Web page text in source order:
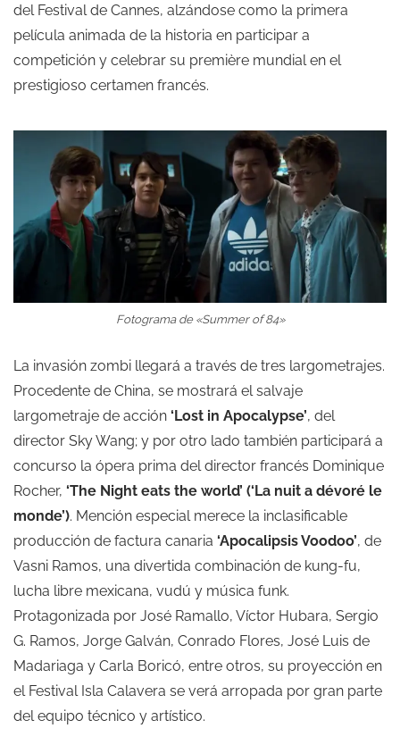
del Festival de Cannes, alzándose como la primera
película animada de la historia en participar a
competición y celebrar su première mundial en el
prestigioso certamen francés.
Fotograma de «Summer of 84»
La invasión zombi llegará a través de tres largometrajes.
Procedente de China, se mostrará el salvaje
largometraje de acción ‘Lost in Apocalypse’, del
director Sky Wang; y por otro lado también participará a
concurso la ópera prima del director francés Dominique
Rocher, ‘The Night eats the world’ (‘La nuit a dévoré le
monde’). Mención especial merece la inclasificable
producción de factura canaria ‘Apocalipsis Voodoo’, de
Vasni Ramos, una divertida combinación de kung-fu,
lucha libre mexicana, vudú y música funk.
Protagonizada por José Ramallo, Víctor Hubara, Sergio
G. Ramos, Jorge Galván, Conrado Flores, José Luis de
Madariaga y Carla Boricó, entre otros, su proyección en
el Festival Isla Calavera se verá arropada por gran parte
del equipo técnico y artístico.